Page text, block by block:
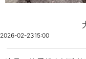
2026-02-2315:00